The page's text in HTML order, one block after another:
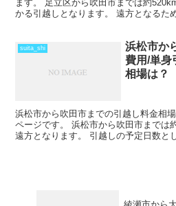
ます。 足立区から吹田市までは約
かる引越しとなります。 遠方となるた
suita_shi
浜松市か
費用/単身
相場は？
浜松市から吹田市までの引越し料金相
ページです。 浜松市から吹田市までは
遠方となります。 引越しの予定日数と